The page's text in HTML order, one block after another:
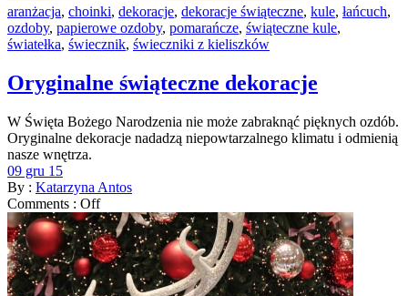
aranżacja, choinki, dekoracje, dekoracje świąteczne, kule, łańcuch,
ozdoby, papierowe ozdoby, pomarańcze, świąteczne kule,
światełka, świecznik, świeczniki z kieliszków
Oryginalne świąteczne dekoracje
W Święta Bożego Narodzenia nie może zabraknąć pięknych ozdób.
Oryginalne dekoracje nadadzą niepowtarzalnego klimatu i odmienią
nasze wnętrza.
09 gru 15
By : Katarzyna Antos
Comments : Off